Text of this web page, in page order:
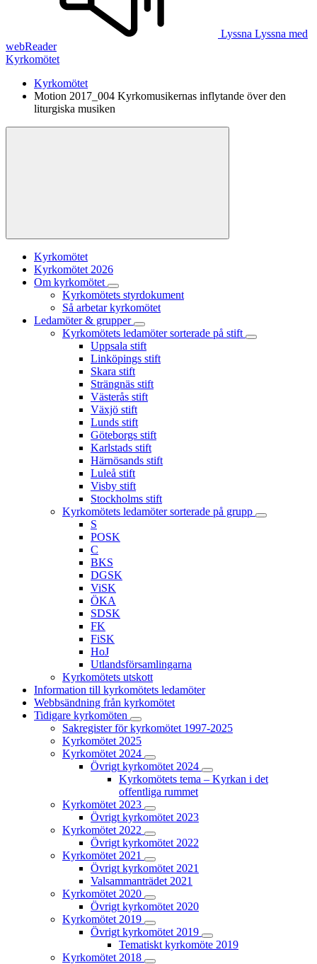
Lyssna Lyssna med
webReader
Kyrkomötet
Kyrkomötet
Motion 2017_004 Kyrkomusikernas inflytande över den
liturgiska musiken
Kyrkomötet
Kyrkomötet 2026
Om kyrkomötet
Kyrkomötets styrdokument
Så arbetar kyrkomötet
Ledamöter & grupper
Kyrkomötets ledamöter sorterade på stift
Uppsala stift
Linköpings stift
Skara stift
Strängnäs stift
Västerås stift
Växjö stift
Lunds stift
Göteborgs stift
Karlstads stift
Härnösands stift
Luleå stift
Visby stift
Stockholms stift
Kyrkomötets ledamöter sorterade på grupp
S
POSK
C
BKS
DGSK
ViSK
ÖKA
SDSK
FK
FiSK
HoJ
Utlandsförsamlingarna
Kyrkomötets utskott
Information till kyrkomötets ledamöter
Webbsändning från kyrkomötet
Tidigare kyrkomöten
Sakregister för kyrkomötet 1997-2025
Kyrkomötet 2025
Kyrkomötet 2024
Övrigt kyrkomötet 2024
Kyrkomötets tema – Kyrkan i det
offentliga rummet
Kyrkomötet 2023
Övrigt kyrkomötet 2023
Kyrkomötet 2022
Övrigt kyrkomötet 2022
Kyrkomötet 2021
Övrigt kyrkomötet 2021
Valsammanträdet 2021
Kyrkomötet 2020
Övrigt kyrkomötet 2020
Kyrkomötet 2019
Övrigt kyrkomötet 2019
Tematiskt kyrkomöte 2019
Kyrkomötet 2018